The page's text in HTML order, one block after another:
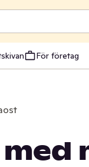
För företag